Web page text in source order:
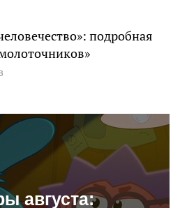
подробная
августа: